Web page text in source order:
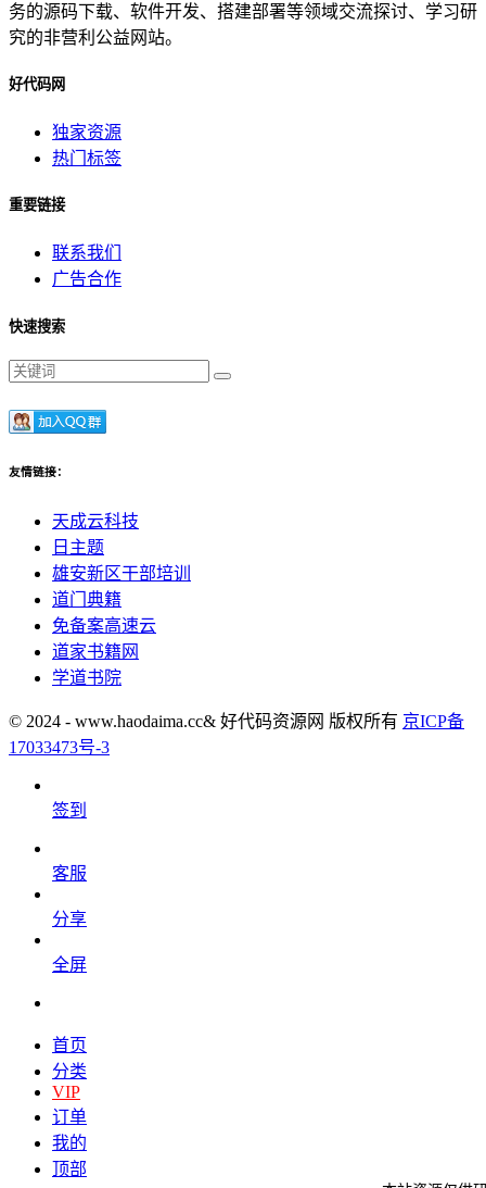
务的源码下载、软件开发、搭建部署等领域交流探讨、学习研
究的非营利公益网站。
好代码网
独家资源
热门标签
重要链接
联系我们
广告合作
快速搜索
友情链接：
天成云科技
日主题
雄安新区干部培训
道门典籍
免备案高速云
道家书籍网
学道书院
© 2024 - www.haodaima.cc& 好代码资源网 版权所有 京ICP备
17033473号-3
签到
客服
分享
全屏
首页
分类
VIP
订单
我的
顶部